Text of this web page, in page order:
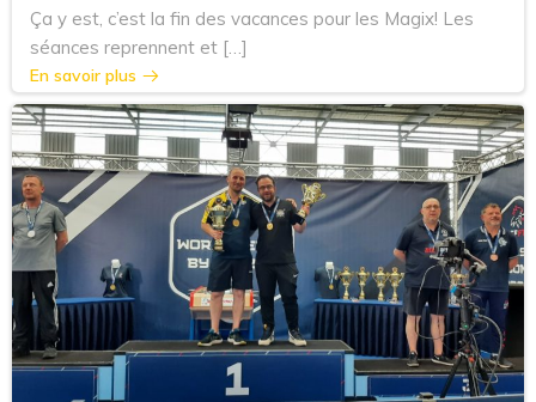
Ça y est, c’est la fin des vacances pour les Magix! Les
séances reprennent et […]
En savoir plus